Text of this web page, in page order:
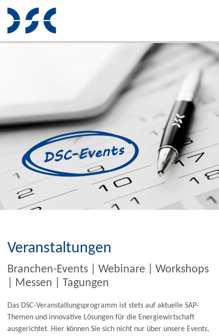
Veranstaltungen
Branchen-Events | Webinare | Workshops
| Messen | Tagungen
Das DSC-Veranstaltungsprogramm ist stets auf aktuelle SAP-
Themen und innovative Lösungen für die Energiewirtschaft
ausgerichtet. Hier können Sie sich nicht nur über unsere Events,